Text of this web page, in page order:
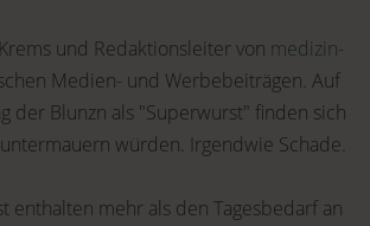
und Redaktionsleiter von medizin-
Medien- und Werbebeiträgen. Auf
der Blunzn als "Superwurst" finden sich
würden. Irgendwie Schade.
enthalten mehr als den Tagesbedarf an